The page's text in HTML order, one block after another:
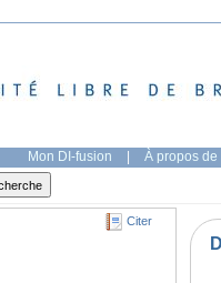
Mon DI-fusion | À propos de
Citer